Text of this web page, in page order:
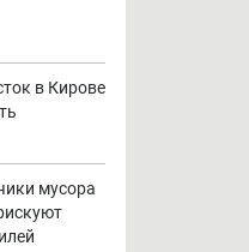
в Кирове
мусора